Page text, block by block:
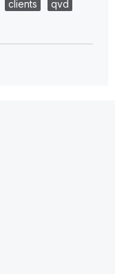
clients
qvd